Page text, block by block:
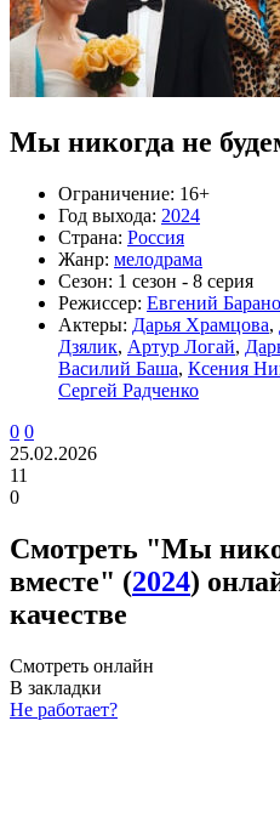
Мы никогда не
Ограничение: 16+
Год выхода: 2024
Страна: Россия
Жанр: мелодрама
Сезон: 1 сезон - 8 серия
Режиссер: Евгений
Актеры: Дарья Храмцова,
Дзялик, Артур Логай,
Василий Баша, Ксения
Сергей Радченко
0 0
25.02.2026
11
0
Смотреть "Мы
вместе" (2024)
качестве
Смотреть онлайн
В закладки
Не работает?